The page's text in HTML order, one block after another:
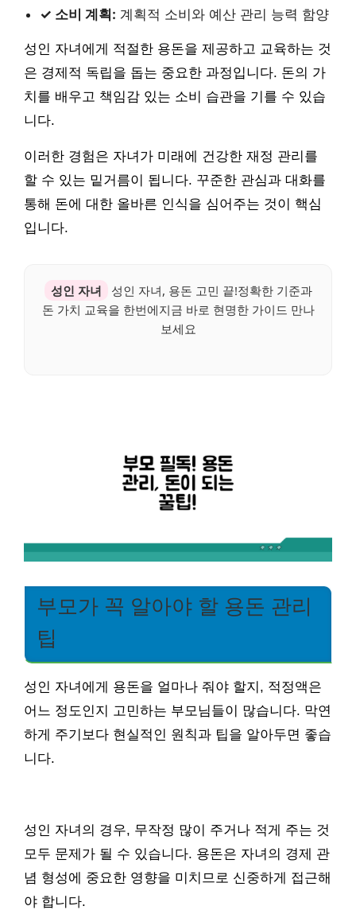
✓ 소비 계획: 계획적 소비와 예산 관리 능력 함양
성인 자녀에게 적절한 용돈을 제공하고 교육하는 것
은 경제적 독립을 돕는 중요한 과정입니다. 돈의 가
치를 배우고 책임감 있는 소비 습관을 기를 수 있습
니다.
이러한 경험은 자녀가 미래에 건강한 재정 관리를
할 수 있는 밑거름이 됩니다. 꾸준한 관심과 대화를
통해 돈에 대한 올바른 인식을 심어주는 것이 핵심
입니다.
성인 자녀
성인 자녀, 용돈 고민 끝!정확한 기준과
돈 가치 교육을 한번에지금 바로 현명한 가이드 만나
보세요
부모가 꼭 알아야 할 용돈 관리
팁
성인 자녀에게 용돈을 얼마나 줘야 할지, 적정액은
어느 정도인지 고민하는 부모님들이 많습니다. 막연
하게 주기보다 현실적인 원칙과 팁을 알아두면 좋습
니다.
성인 자녀의 경우, 무작정 많이 주거나 적게 주는 것
모두 문제가 될 수 있습니다. 용돈은 자녀의 경제 관
념 형성에 중요한 영향을 미치므로 신중하게 접근해
야 합니다.